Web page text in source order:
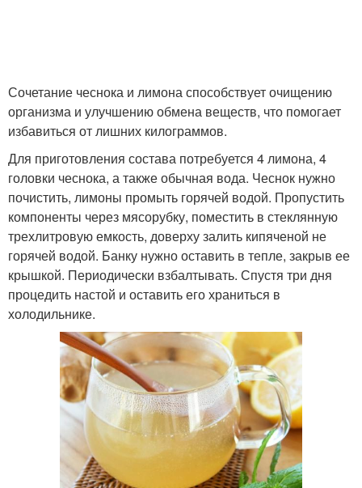
Сочетание чеснока и лимона способствует очищению
организма и улучшению обмена веществ, что помогает
избавиться от лишних килограммов.
Для приготовления состава потребуется 4 лимона, 4
головки чеснока, а также обычная вода. Чеснок нужно
почистить, лимоны промыть горячей водой. Пропустить
компоненты через мясорубку, поместить в стеклянную
трехлитровую емкость, доверху залить кипяченой не
горячей водой. Банку нужно оставить в тепле, закрыв ее
крышкой. Периодически взбалтывать. Спустя три дня
процедить настой и оставить его храниться в
холодильнике.